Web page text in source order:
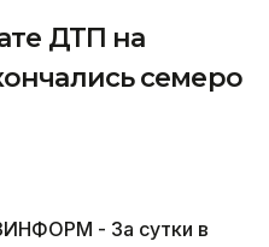
ДТП на
семеро
- За сутки в